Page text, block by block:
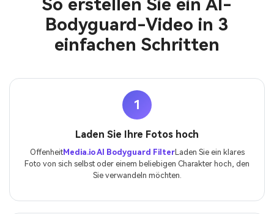
So erstellen Sie ein AI-
Bodyguard-Video in 3
einfachen Schritten
1
Laden Sie Ihre Fotos hoch
OffenheitMedia.io AI Bodyguard FilterLaden Sie ein klares
Foto von sich selbst oder einem beliebigen Charakter hoch, den
Sie verwandeln möchten.